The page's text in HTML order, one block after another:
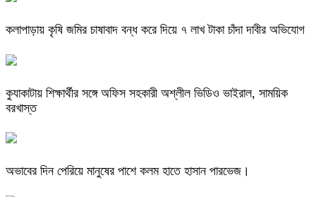
কলাপাড়ায় কৃষি জমির চাষাবাদ বন্ধ করে দিয়ে ৭ লাখ টাকা চাঁদা দাবীর অভিযোগ
কুযাকাটায় শিক্ষার্থীর সঙ্গে অফিস সহকারী অশ্লীল ভিডিও ভাইরাল, সাময়িক
বরখাস্ত
অভাবের দিন পেরিয়ে মানুষের পাশে কলম হাতে হাসান পারভেজ।